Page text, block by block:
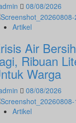
08/08/2026
Artikel
Air
Ribuan
Warga
08/08/2026
Artikel